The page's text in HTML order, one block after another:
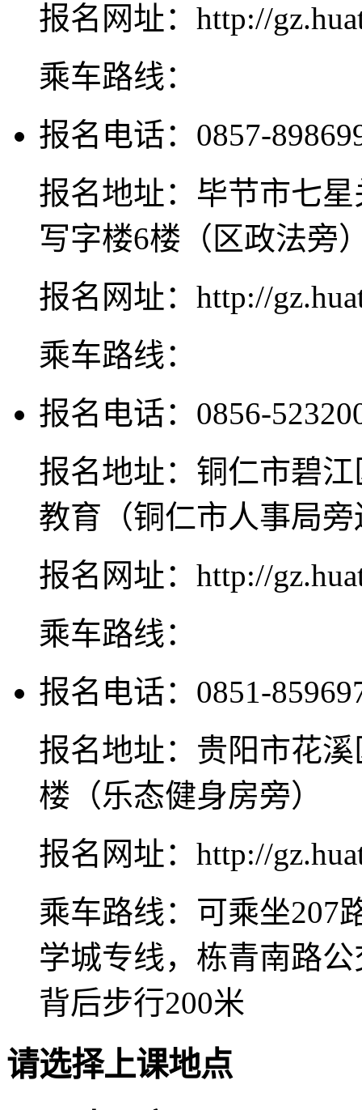
报名网址：http://
乘车路线：
报名电话：0857-
报名地址：毕节市七
写字楼6楼（区政法旁
报名网址：http://
乘车路线：
报名电话：0856-
报名地址：铜仁市碧
教育（铜仁市人事局旁
报名网址：http://
乘车路线：
报名电话：0851-
报名地址：贵阳市花
楼（乐态健身房旁）
报名网址：http://
乘车路线：可乘坐207
学城专线，栋青南路
背后步行200米
请选择上课地点